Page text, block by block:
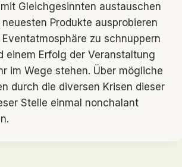
Gleichgesinnten austauschen
Produkte ausprobieren
zu schnuppern
einem Erfolg der Veranstaltung
im Wege stehen. Über mögliche
durch die diversen Krisen dieser
Stelle einmal nonchalant